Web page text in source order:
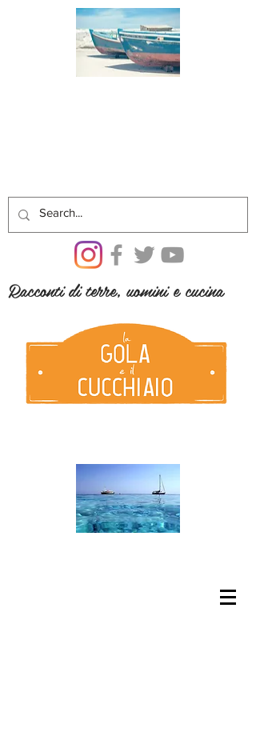
Racconti di terre, uomini e cucina